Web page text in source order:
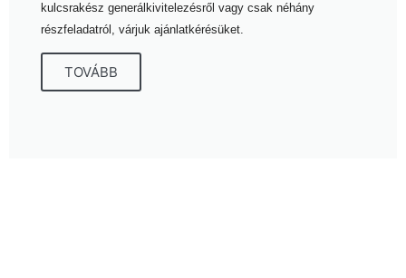
kulcsrakész generálkivitelezésről vagy csak néhány
részfeladatról, várjuk ajánlatkérésüket.
TOVÁBB